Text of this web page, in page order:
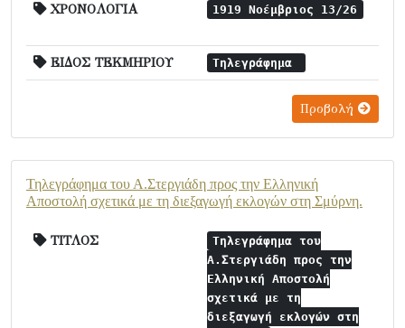
ΧΡΟΝΟΛΟΓΙΑ 1919 Νοέμβριος 13/26
ΕΙΔΟΣ ΤΕΚΜΗΡΙΟΥ Τηλεγράφημα
Προβολή
Τηλεγράφημα του Α.Στεργιάδη προς την Ελληνική
Αποστολή σχετικά με τη διεξαγωγή εκλογών στη Σμύρνη.
ΤΙΤΛΟΣ
Τηλεγράφημα του
Α.Στεργιάδη προς την
Ελληνική Αποστολή
σχετικά με τη
διεξαγωγή εκλογών στη